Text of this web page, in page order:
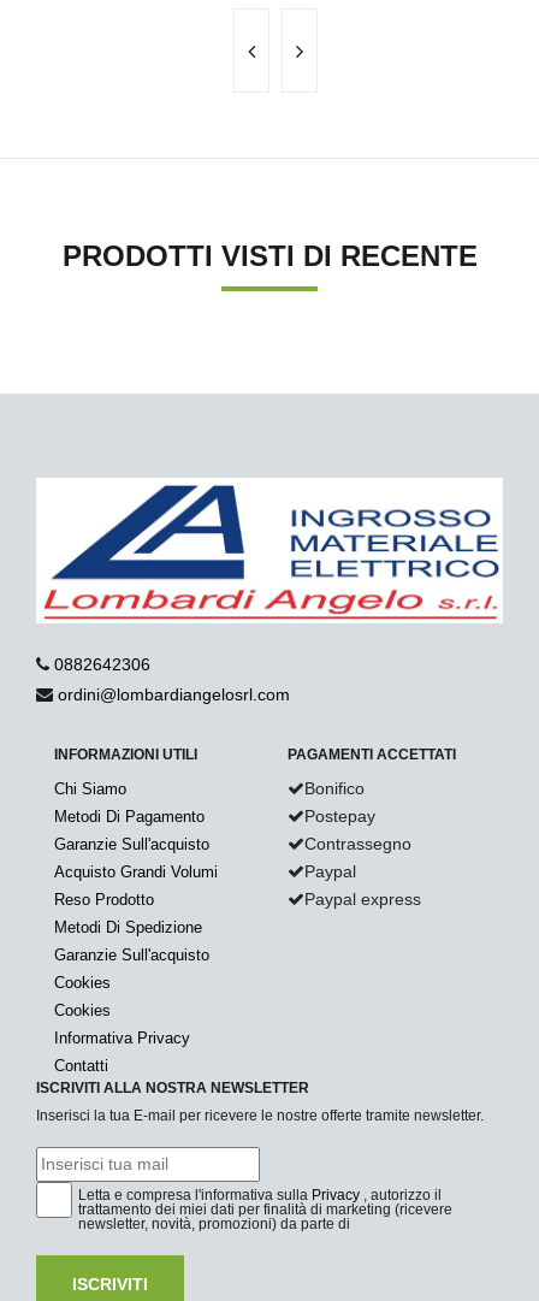
PRODOTTI VISTI DI RECENTE
0882642306
ordini@lombardiangelosrl.com
INFORMAZIONI UTILI
Chi Siamo
Metodi Di Pagamento
Garanzie Sull'acquisto
Acquisto Grandi Volumi
Reso Prodotto
Metodi Di Spedizione
Garanzie Sull'acquisto
Cookies
Cookies
Informativa Privacy
Contatti
PAGAMENTI ACCETTATI
Bonifico
Postepay
Contrassegno
Paypal
Paypal express
ISCRIVITI ALLA NOSTRA NEWSLETTER
Inserisci la tua E-mail per ricevere le nostre offerte tramite newsletter.
Letta e compresa l'informativa sulla Privacy , autorizzo il
trattamento dei miei dati per finalità di marketing (ricevere
newsletter, novità, promozioni) da parte di
ISCRIVITI